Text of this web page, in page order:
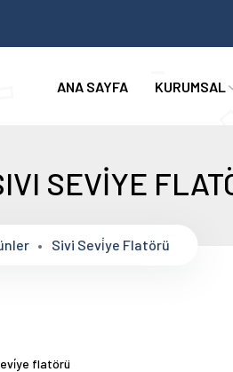
ANA SAYFA KURUMSAL
SEVİYE
Sivi Sevi̇ye Flatörü
flatörü